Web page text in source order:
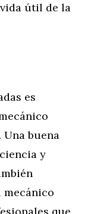
útil de la
es
buena
y
mecánico